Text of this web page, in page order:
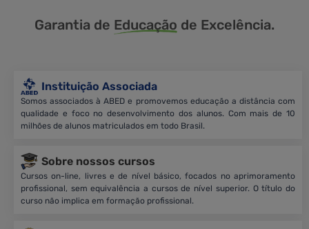
Garantia de Educação de Excelência.
Instituição Associada
Somos associados à ABED e promovemos educação a distância com
qualidade e foco no desenvolvimento dos alunos. Com mais de 10
milhões de alunos matriculados em todo Brasil.
Sobre nossos cursos
Cursos on-line, livres e de nível básico, focados no aprimoramento
profissional, sem equivalência a cursos de nível superior. O título do
curso não implica em formação profissional.